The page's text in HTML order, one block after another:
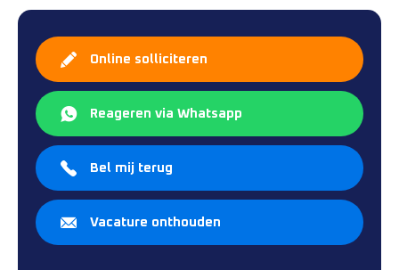
Online solliciteren
Reageren via Whatsapp
Bel mij terug
Vacature onthouden